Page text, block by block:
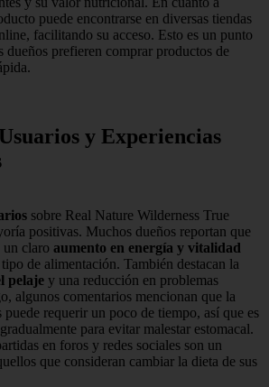
puede encontrarse en diversas tiendas
facilitando su acceso. Esto es un punto
dueños prefieren comprar productos de
y Experiencias
sobre Real Nature Wilderness True
positivas. Muchos dueños reportan que
un claro aumento en energía y vitalidad
de alimentación. También destacan la
pelaje y una reducción en problemas
algunos comentarios mencionan que la
requerir un poco de tiempo, así que es
para evitar malestar estomacal.
en foros y redes sociales son un
que consideran cambiar la dieta de sus